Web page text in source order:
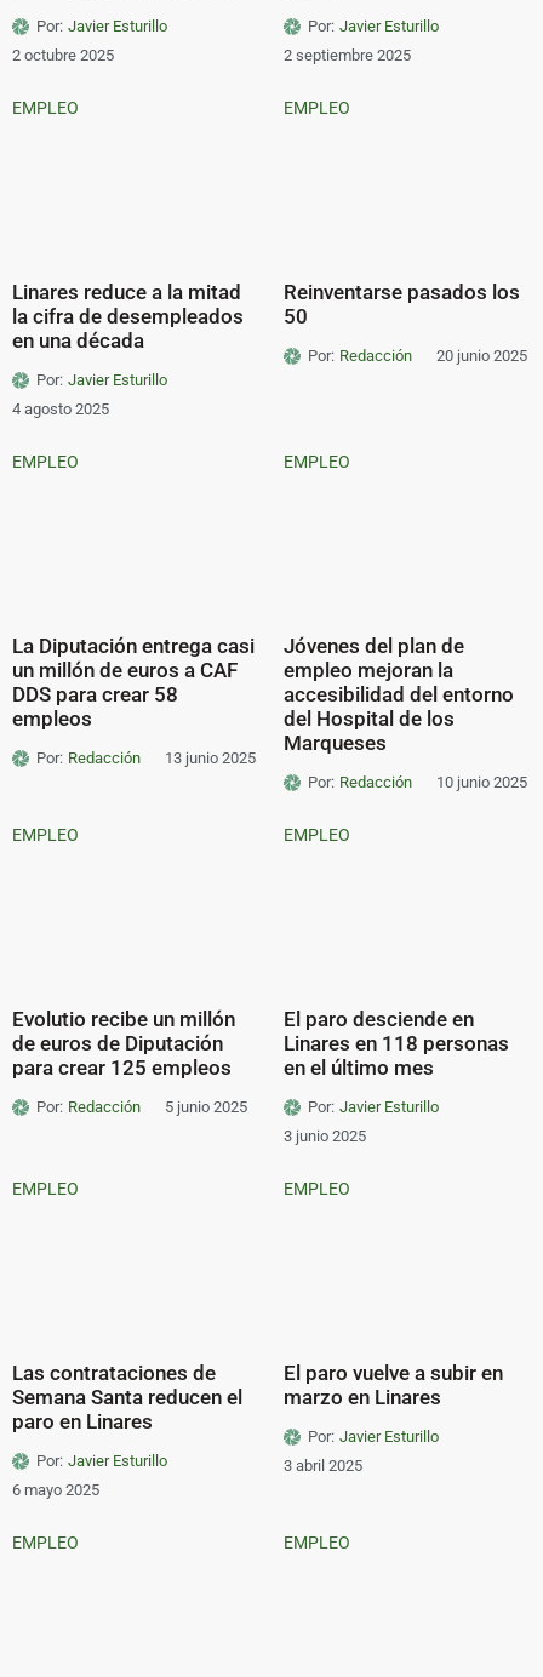
Por: Javier Esturillo
2 octubre 2025
Por: Javier Esturillo
2 septiembre 2025
EMPLEO
Linares reduce a la mitad
la cifra de desempleados
en una década
Por: Javier Esturillo
4 agosto 2025
EMPLEO
Reinventarse pasados los
50
Por: Redacción 20 junio 2025
EMPLEO
La Diputación entrega casi
un millón de euros a CAF
DDS para crear 58
empleos
Por: Redacción 13 junio 2025
EMPLEO
Jóvenes del plan de
empleo mejoran la
accesibilidad del entorno
del Hospital de los
Marqueses
Por: Redacción 10 junio 2025
EMPLEO
Evolutio recibe un millón
de euros de Diputación
para crear 125 empleos
Por: Redacción 5 junio 2025
EMPLEO
El paro desciende en
Linares en 118 personas
en el último mes
Por: Javier Esturillo
3 junio 2025
EMPLEO
Las contrataciones de
Semana Santa reducen el
paro en Linares
Por: Javier Esturillo
6 mayo 2025
EMPLEO
El paro vuelve a subir en
marzo en Linares
Por: Javier Esturillo
3 abril 2025
EMPLEO EMPLEO